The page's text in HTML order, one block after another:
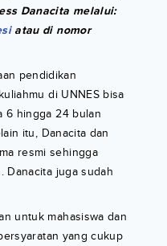
Danacita melalui:
atau di nomor
pendidikan
di UNNES bisa
6 hingga 24 bulan
itu, Danacita dan
resmi sehingga
Danacita juga sudah
untuk mahasiswa dan
yang cukup